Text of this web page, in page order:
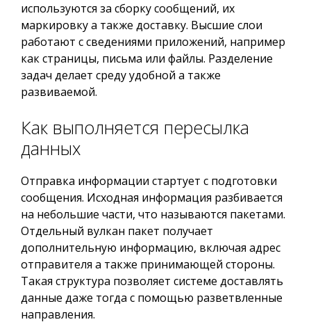
используются за сборку сообщений, их
маркировку а также доставку. Высшие слои
работают с сведениями приложений, например
как страницы, письма или файлы. Разделение
задач делает среду удобной а также
развиваемой.
Как выполняется пересылка
данных
Отправка информации стартует с подготовки
сообщения. Исходная информация разбивается
на небольшие части, что называются пакетами.
Отдельный вулкан пакет получает
дополнительную информацию, включая адрес
отправителя а также принимающей стороны.
Такая структура позволяет системе доставлять
данные даже тогда с помощью разветвленные
направления.